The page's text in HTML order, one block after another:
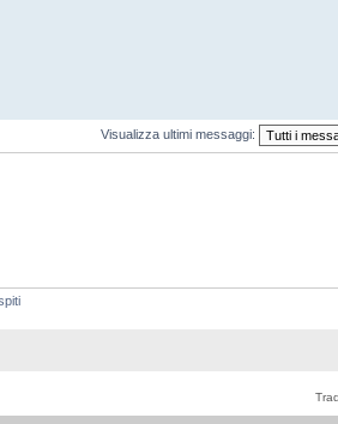
Visualizza ultimi messaggi: